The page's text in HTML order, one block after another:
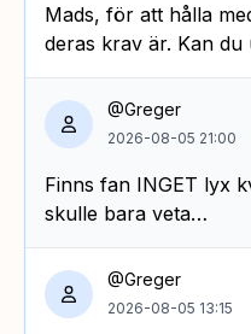
Mads, för att hålla
deras krav är. Kan du
@Greger
2026-08-05 21:00
Finns fan INGET lyx
skulle bara veta…
@Greger
2026-08-05 13:15